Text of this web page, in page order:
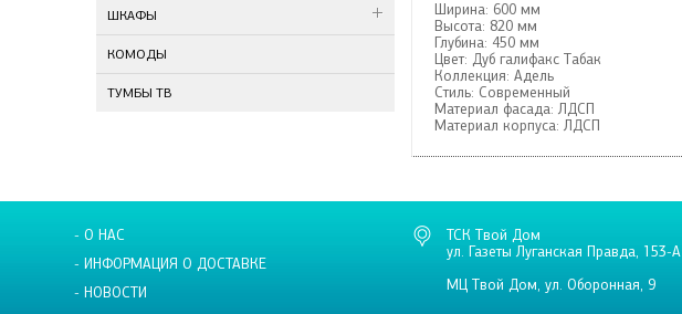
ШКАФЫ
КОМОДЫ
ТУМБЫ ТВ
Ширина: 600 мм
Высота: 820 мм
Глубина: 450 мм
Цвет: Дуб галифакс Табак
Коллекция: Адель
Стиль: Современный
Материал фасада: ЛДСП
Материал корпуса: ЛДСП
- О НАС
- ИНФОРМАЦИЯ О ДОСТАВКЕ
- НОВОСТИ
ТСК Твой Дом
ул. Газеты Луганская Правда, 153-А
МЦ Твой Дом, ул. Оборонная, 9